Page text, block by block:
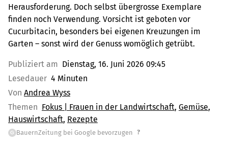
Herausforderung. Doch selbst übergrosse Exemplare
finden noch Verwendung. Vorsicht ist geboten vor
Cucurbitacin, besonders bei eigenen Kreuzungen im
Garten – sonst wird der Genuss womöglich getrübt.
Publiziert am Dienstag, 16. Juni 2026 09:45
Lesedauer 4 Minuten
Von Andrea Wyss
Themen Fokus | Frauen in der Landwirtschaft Gemüse
Hauswirtschaft Rezepte
G BauernZeitung bei Google bevorzugen ?